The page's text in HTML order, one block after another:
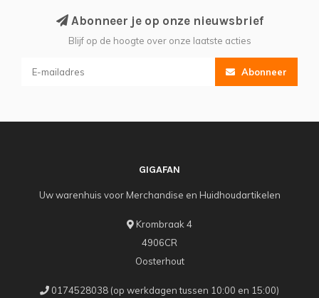
Abonneer je op onze nieuwsbrief
Blijf op de hoogte over onze laatste acties
Abonneer
GIGAFAN
Uw warenhuis voor Merchandise en Huidhoudartikelen
Krombraak 4
4906CR
Oosterhout
0174528038 (op werkdagen tussen 10:00 en 15:00)